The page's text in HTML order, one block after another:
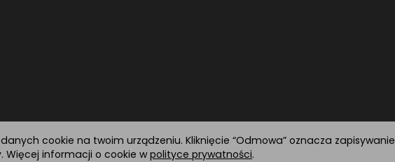
cookie na twoim urządzeniu. Kliknięcie “Odmowa” oznacza zapisywanie
informacji o cookie w polityce prywatności.